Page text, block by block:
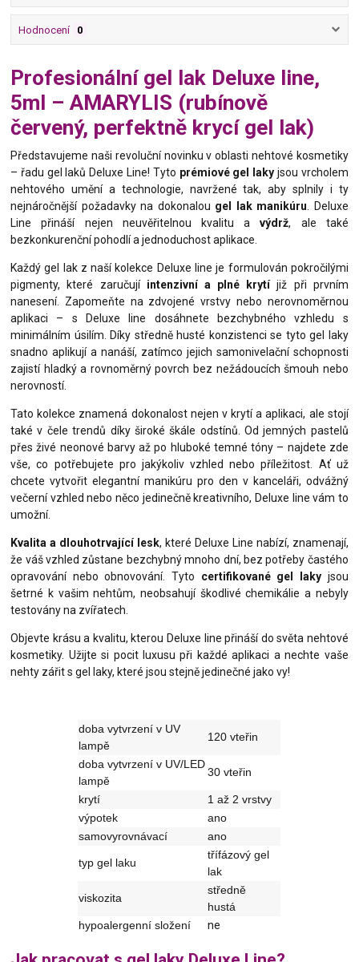
Hodnocení 0
Profesionální gel lak Deluxe line,
5ml – AMARYLIS (rubínově
červený, perfektně krycí gel lak)
Představujeme naši revoluční novinku v oblasti nehtové kosmetiky
– řadu gel laků Deluxe Line! Tyto prémiové gel laky jsou vrcholem
nehtového umění a technologie, navržené tak, aby splnily i ty
nejnáročnější požadavky na dokonalou gel lak manikúru . Deluxe
Line přináší nejen neuvěřitelnou kvalitu avýdrž, ale také
bezkonkurenční pohodlí a jednoduchost aplikace.
Každý gel lak z naší kolekce Deluxe line je formulován pokročilými
pigmenty, které zaručují intenzivní a plné krytíjiž při prvním
nanesení. Zapomeňte na zdvojené vrstvy nebo nerovnoměrnou
aplikaci – s Deluxe line dosáhnete bezchybného vzhledu s
minimálním úsilím. Díky středně husté konzistenci se tyto gel laky
snadno aplikují a nanáší, zatímco jejich samonivelační schopnosti
zajistí hladký a rovnoměrný povrch bez nežádoucích šmouh nebo
nerovností.
Tato kolekce znamená dokonalost nejen v krytí a aplikaci, ale stojí
také v čele trendů díky široké škále odstínů. Od jemných pastelů
přes živé neonové barvy až po hluboké temné tóny – najdete zde
vše, co potřebujete pro jakýkoliv vzhled nebo příležitost. Ať už
chcete vytvořit elegantní manikúru pro den v kanceláři, odvážný
večerní vzhled nebo něco jedinečně kreativního, Deluxe line vám to
umožní.
Kvalita a dlouhotrvající lesk, které Deluxe Line nabízí, znamenají,
že váš vzhled zůstane bezchybný mnoho dní, bez potřeby častého
opravování nebo obnovování. Tyto certifikované gel laky jsou
šetrné k vašim nehtům, neobsahují škodlivé chemikálie a nebyly
testovány na zvířatech.
Objevte krásu a kvalitu, kterou Deluxe line přináší do světa nehtové
kosmetiky. Užijte si pocit luxusu při každé aplikaci a nechte vaše
nehty zářit s gel laky, které jsou stejně jedinečné jako vy!
doba vytvrzení v UV
lampě
120 vteřin
doba vytvrzení v UV/LED
lampě
30 vteřin
krytí
1 až 2 vrstvy
výpotek
ano
samovyrovnávací
ano
typ gel laku
třífázový gel
lak
viskozita
středně
hustá
hypoalergenní složení
ne